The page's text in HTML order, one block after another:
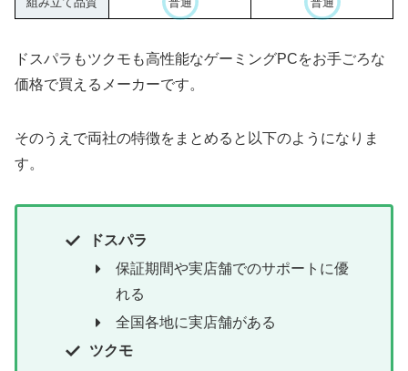
ドスパラもツクモも高性能なゲーミングPCをお手ごろな
価格で買えるメーカーです。
そのうえで両社の特徴をまとめると以下のようになりま
す。
ドスパラ
保証期間や実店舗でのサポートに優
れる
全国各地に実店舗がある
ツクモ